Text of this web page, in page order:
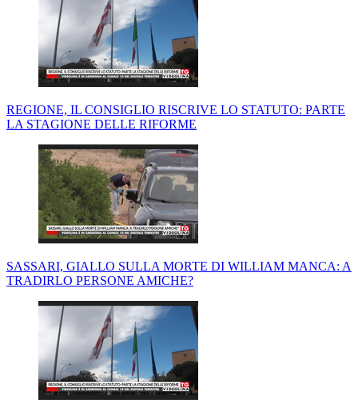
REGIONE, IL CONSIGLIO RISCRIVE LO STATUTO: PARTE
LA STAGIONE DELLE RIFORME
SASSARI, GIALLO SULLA MORTE DI WILLIAM MANCA: A
TRADIRLO PERSONE AMICHE?